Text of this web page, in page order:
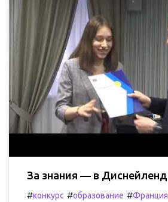
За знания — в Диснейленд
#конкурс #образование #Франция